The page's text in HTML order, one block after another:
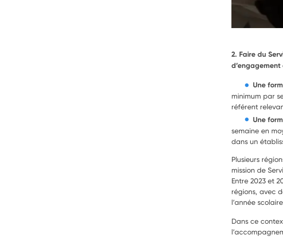
2. Faire du
Une
minimum par
référent
Une
semaine en
dans un
Plusieurs
mission de
Entre 2023 et
régions, avec
l’année
Dans ce